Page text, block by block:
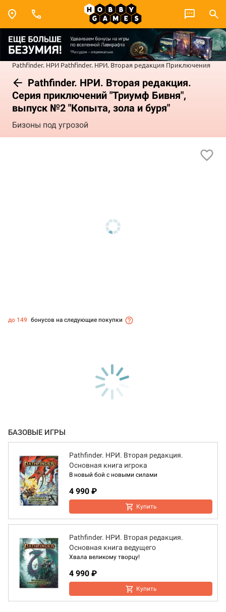
Pathfinder. НРИ Pathfinder. НРИ. Вторая редакция Приключения
Pathfinder. НРИ. Вторая редакция.
Серия приключений "Триумф Бивня",
выпуск №2 "Копыта, зола и буря"
Бизоны под угрозой
до 149 бонусов на следующие покупки
БАЗОВЫЕ ИГРЫ
Pathfinder. НРИ. Вторая редакция.
Основная книга игрока
В новый бой с новыми силами
4 990 ₽
Купить
Pathfinder. НРИ. Вторая редакция.
Основная книга ведущего
Хвала великому творцу!
4 990 ₽
Купить